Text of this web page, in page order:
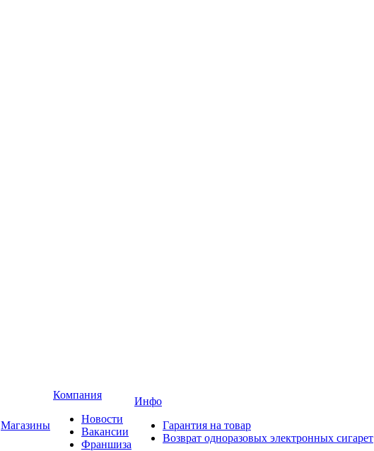
Магазины
Компания
Новости
Вакансии
Франшиза
Инфо
Гарантия на товар
Возврат одноразовых электронных сигарет